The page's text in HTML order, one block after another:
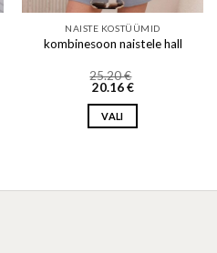
NAISTE KOSTÜÜMID
kombinesoon naistele hall
25.20€
20.16€
VALI
multiple